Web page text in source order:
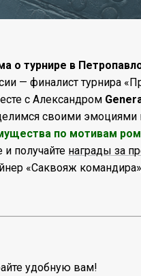
о турнире в
— финалист турнира
с Александром
своими эмоциями
по мотивам
и получайте награды за
«Саквояж
удобную вам!